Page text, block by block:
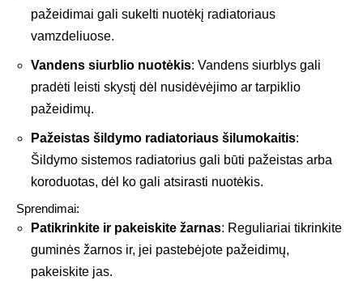
pažeidimai gali sukelti nuotėkį radiatoriaus
vamzdeliuose.
Vandens siurblio nuotėkis: Vandens siurblys gali
pradėti leisti skystį dėl nusidėvėjimo ar tarpiklio
pažeidimų.
Pažeistas šildymo radiatoriaus šilumokaitis:
Šildymo sistemos radiatorius gali būti pažeistas arba
koroduotas, dėl ko gali atsirasti nuotėkis.
Sprendimai:
Patikrinkite ir pakeiskite žarnas: Reguliariai tikrinkite
guminės žarnos ir, jei pastebėjote pažeidimų,
pakeiskite jas.